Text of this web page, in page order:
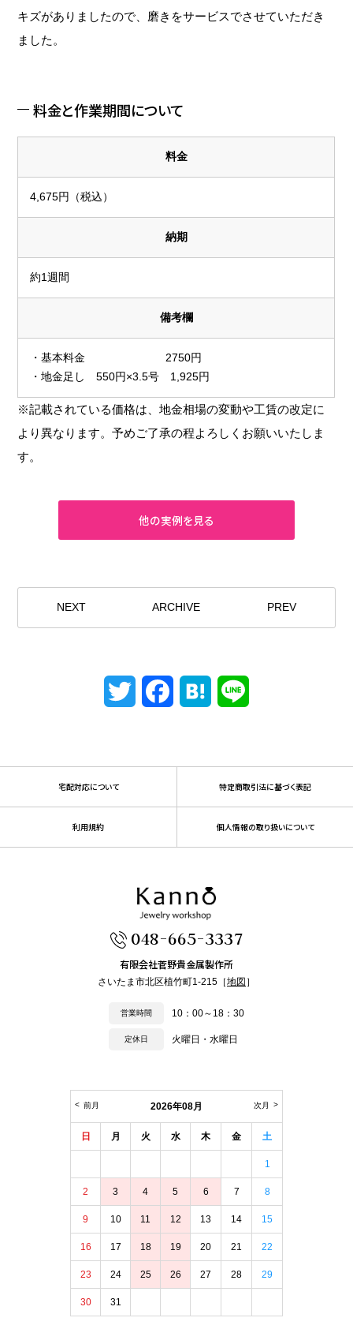
キズがありましたので、磨きをサービスでさせていただき
ました。
料金と作業期間について
料金
4,675円（税込）
納期
約1週間
備考欄
・基本料金 2750円
・地金足し 550円×3.5号 1,925円
※記載されている価格は、地金相場の変動や工賃の改定に
より異なります。予めご了承の程よろしくお願いいたしま
す。
NEXT ARCHIVE PREV
Twitter FacebookHatena
宅配対応について 特定商取引法に基づく表記
利用規約 個人情報の取り扱いについて
048-665-3337
有限会社菅野貴金属製作所
さいたま市北区植竹町1-215［地図 ］
営業時間 10：00～18：30
定休日 火曜日・水曜日
2026年08月
前月 次月
日 月 火 水 木 金 土
1
2 3 4 5 6 7 8
9 10 11 12 13 14 15
16 17 18 19 20 21 22
23 24 25 26 27 28 29
30 31